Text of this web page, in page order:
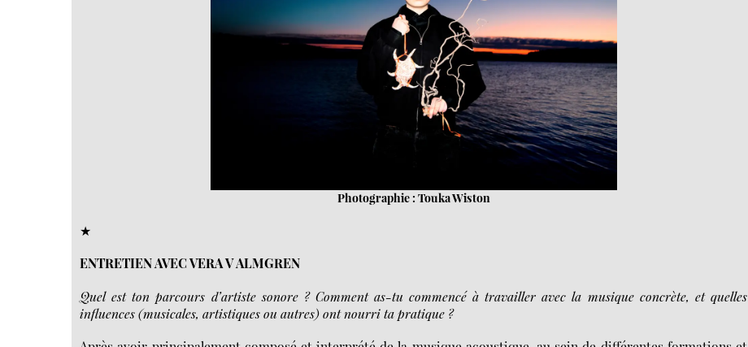
Photographie : Touka Wiston
★
ENTRETIEN AVEC VERA V ALMGREN
Quel est ton parcours d’artiste sonore ? Comment as-tu commencé à travailler avec la musique concrète, et quelles
influences (musicales, artistiques ou autres) ont nourri ta pratique ?